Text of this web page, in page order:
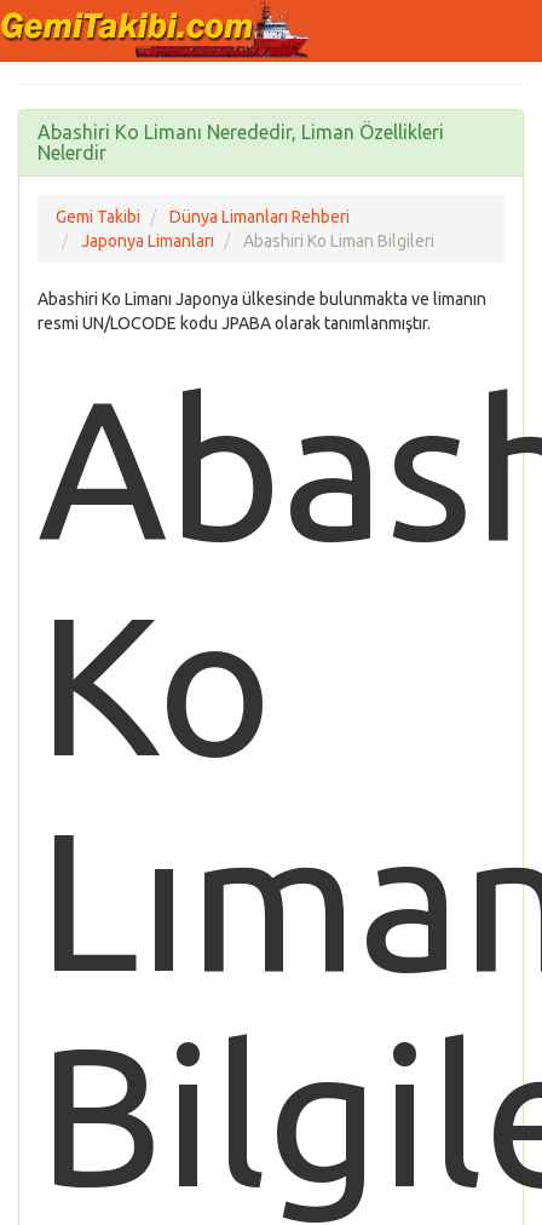
Abashiri Ko Limanı Nerededir, Liman Özellikleri
Nelerdir
Gemi Takibi
Dünya Limanları Rehberi
Japonya Limanları
Abashiri Ko Liman Bilgileri
Abashiri Ko Limanı Japonya ülkesinde bulunmakta ve limanın
resmi UN/LOCODE kodu JPABA olarak tanımlanmıştır.
Ko